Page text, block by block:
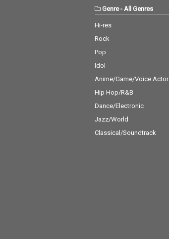
Genre- All Genres
Hi-res
Rock
Pop
Idol
Anime/Game/Voice Actor
Hip Hop/R&B
Dance/Electronic
Jazz/World
Classical/Soundtrack